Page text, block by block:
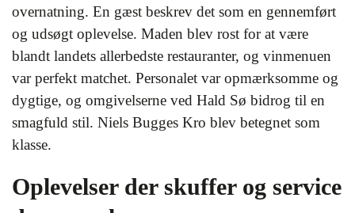
overnatning. En gæst beskrev det som en gennemført
og udsøgt oplevelse. Maden blev rost for at være
blandt landets allerbedste restauranter, og vinmenuen
var perfekt matchet. Personalet var opmærksomme og
dygtige, og omgivelserne ved Hald Sø bidrog til en
smagfuld stil. Niels Bugges Kro blev betegnet som
klasse.
Oplevelser der skuffer og service